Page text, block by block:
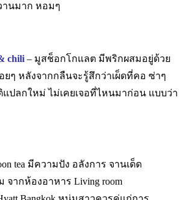
านมาก หอมๆ
chili – มูสช็อกโกแลต มีพริกผสมอยู่ด้วย
ๆ หลังจากกลืนจะรู้สึกว่าเผ็ดที่คอ ซ่าๆ
แปลกใหม่ ไม่เคยเจอที่ไหนมาก่อน แบบว่า
tea มีความปัง อลังการ จานเด็ด
จากห้องอาหาร Living room